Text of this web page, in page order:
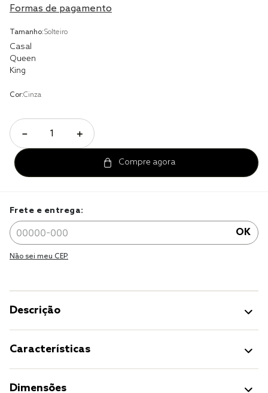
Formas de pagamento
Tamanho:Solteiro
Casal
Queen
King
Cor:Cinza
＋
－
Frete e entrega:
OK
Não sei meu CEP.
Descrição
Características
Dimensões
cobertor
jogo cama casal